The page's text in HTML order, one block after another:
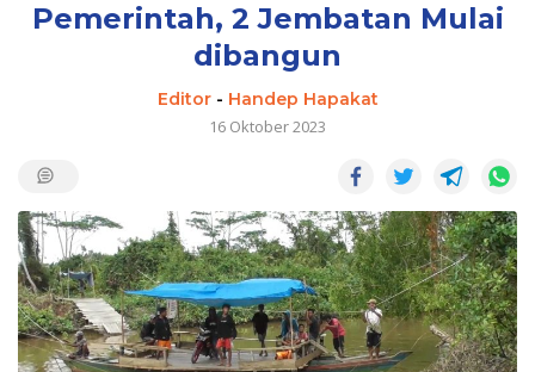
Pemerintah, 2 Jembatan Mulai
dibangun
Editor- Handep Hapakat
16 Oktober 2023